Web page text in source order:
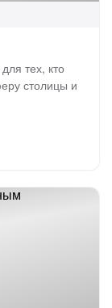
тех, кто
столицы и